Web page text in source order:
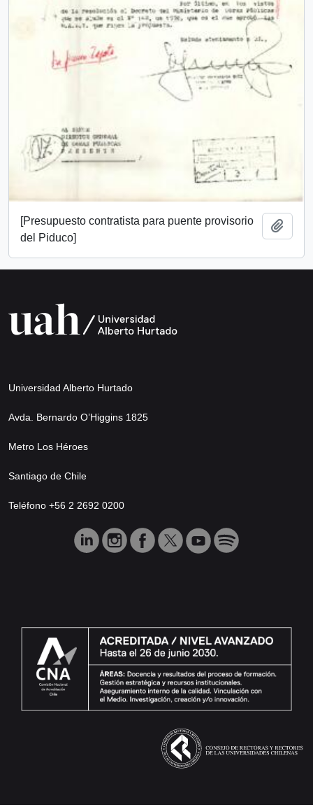
[Presupuesto contratista para puente provisorio
del Piduco]
Universidad Alberto Hurtado
Avda. Bernardo O’Higgins 1825
Metro Los Héroes
Santiago de Chile
Teléfono +56 2 2692 0200